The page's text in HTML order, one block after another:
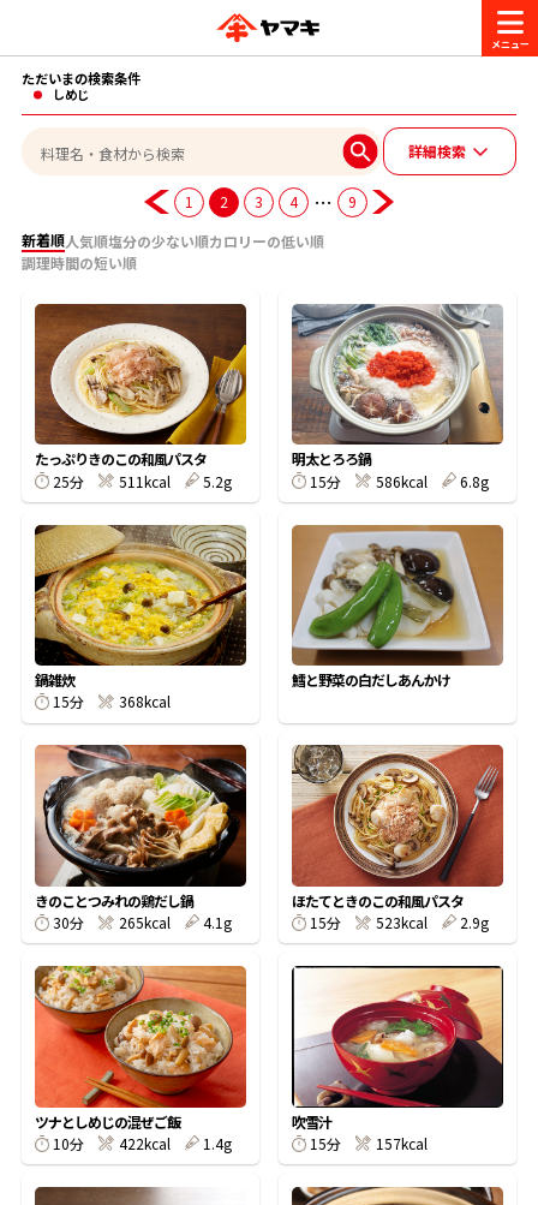
商品情報
ヤマキ『めんつゆ』 ヤマキ 割烹白だし
旨さ、別格。だし屋の鍋 韓福善シリーズ
サッと鍋® 楽チン鍋®
レシピ
おいしいレシピを探す
おいしいレシピトップ
主食レシピ
主菜レシピ
汁物レシピ
時短レシピ
おいしいレシピを商品から探す
かつお節レシピ
めんつゆレシピ
割烹白だしレシピ
レシピ特設サイト
割烹白だしレシピ特集
だし巻き卵特集
かつお節・だしを楽しむ
かつお節・だしを知る
だしの取り方
かつお節の削り方
かつお節・だしをもっと知る
ヤマキ かつお節プラス®
かつお節・だしを楽しむ
だしコミュ
CM・キャンペーン
キャンペーン一覧
企業・採用情報
企業情報
- 百年対話
- ヤマキ かつお節プラス®
採用情報
- ジョブリターン制
お問い合わせ
ヤマキお客様相談室
オンラインショップ
コミュニティサイト
Global
ただいまの検索条件
しめじ
詳細検索
1 2 3 4 …
9
新着順人気順塩分の少ない順カロリーの低い順
調理時間の短い順
たっぷりきのこの和風パスタ
25分
511kcal 5.2g
明太とろろ鍋
15分
586kcal 6.8g
鍋雑炊
15分
368kcal
鱈と野菜の白だしあんかけ
きのことつみれの鶏だし鍋
30分
265kcal 4.1g
ほたてときのこの和風パスタ
15分
523kcal 2.9g
ツナとしめじの混ぜご飯
10分
422kcal 1.4g
吹雪汁
15分
157kcal